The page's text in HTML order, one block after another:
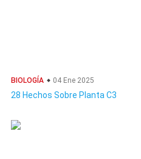
BIOLOGÍA 04 Ene 2025
28 Hechos Sobre Planta C3